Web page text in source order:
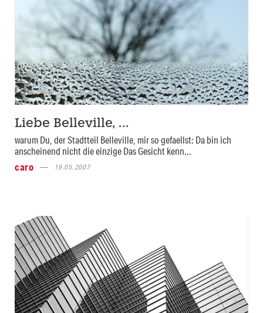
Liebe Belleville, …
warum Du, der Stadtteil Belleville, mir so gefaellst: Da bin ich
anscheinend nicht die einzige Das Gesicht kenn...
caro
19.05.2007